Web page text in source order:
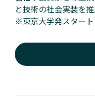
と技術の社会実装を推
※東京大学発スター